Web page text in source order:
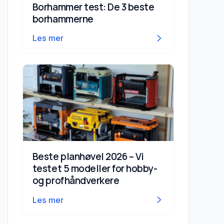
gjør feil
Strøm, støy og drift
Mobil AC eller luftkjøler?
Konklusjon
Borhammer test: De 3 beste
borhammerne
Les mer
Beste planhøvel 2026 – Vi
testet 5 modeller for hobby-
og profhåndverkere
Les mer